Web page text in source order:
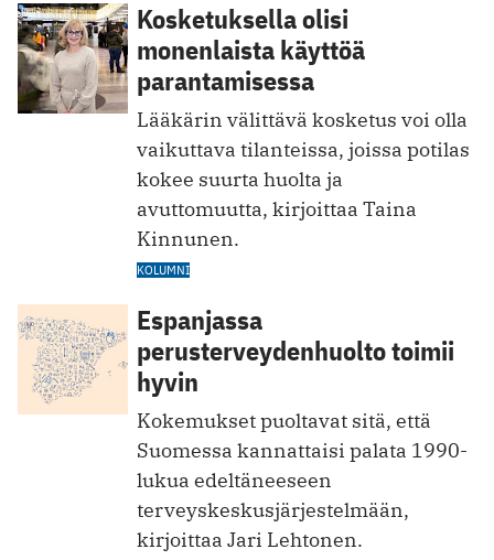
Kosketuksella olisi
monenlaista käyttöä
parantamisessa
Lääkärin välittävä kosketus voi olla
vaikuttava tilanteissa, joissa potilas
kokee suurta huolta ja
avuttomuutta, kirjoittaa Taina
Kinnunen.
KOLUMNI
Espanjassa
perusterveydenhuolto toimii
hyvin
Kokemukset puoltavat sitä, että
Suomessa kannattaisi palata 1990-
lukua edeltäneeseen
terveyskeskusjärjestelmään,
kirjoittaa Jari Lehtonen.